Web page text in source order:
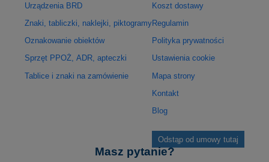
Urządzenia BRD
Znaki, tabliczki, naklejki, piktogramy
Oznakowanie obiektów
Sprzęt PPOŻ, ADR, apteczki
Tablice i znaki na zamówienie
Koszt dostawy
Regulamin
Polityka prywatności
Ustawienia cookie
Mapa strony
Kontakt
Blog
Odstąp od umowy tutaj
Masz pytanie?